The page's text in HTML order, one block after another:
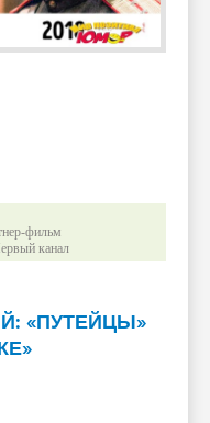
фильм
канал
«ПУТЕЙЦЫ»